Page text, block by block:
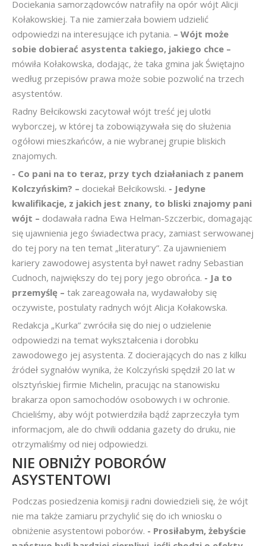
Dociekania samorządowców natrafiły na opór wójt Alicji
Kołakowskiej. Ta nie zamierzała bowiem udzielić
odpowiedzi na interesujące ich pytania. – Wójt może
sobie dobierać asystenta takiego, jakiego chce –
mówiła Kołakowska, dodając, że taka gmina jak Świętajno
według przepisów prawa może sobie pozwolić na trzech
asystentów.
Radny Bełcikowski zacytował wójt treść jej ulotki
wyborczej, w której ta zobowiązywała się do służenia
ogółowi mieszkańców, a nie wybranej grupie bliskich
znajomych.
- Co pani na to teraz, przy tych działaniach z panem
Kolczyńskim? – dociekał Bełcikowski. - Jedyne
kwalifikacje, z jakich jest znany, to bliski znajomy pani
wójt – dodawała radna Ewa Helman-Szczerbic, domagając
się ujawnienia jego świadectwa pracy, zamiast serwowanej
do tej pory na ten temat „literatury”. Za ujawnieniem
kariery zawodowej asystenta był nawet radny Sebastian
Cudnoch, największy do tej pory jego obrońca. - Ja to
przemyślę – tak zareagowała na, wydawałoby się
oczywiste, postulaty radnych wójt Alicja Kołakowska.
Redakcja „Kurka” zwróciła się do niej o udzielenie
odpowiedzi na temat wykształcenia i dorobku
zawodowego jej asystenta. Z docierających do nas z kilku
źródeł sygnałów wynika, że Kolczyński spędził 20 lat w
olsztyńskiej firmie Michelin, pracując na stanowisku
brakarza opon samochodów osobowych i w ochronie.
Chcieliśmy, aby wójt potwierdziła bądź zaprzeczyła tym
informacjom, ale do chwili oddania gazety do druku, nie
otrzymaliśmy od niej odpowiedzi.
NIE OBNIŻY POBORÓW
ASYSTENTOWI
Podczas posiedzenia komisji radni dowiedzieli się, że wójt
nie ma także zamiaru przychylić się do ich wniosku o
obniżenie asystentowi poborów. - Prosiłabym, żebyście